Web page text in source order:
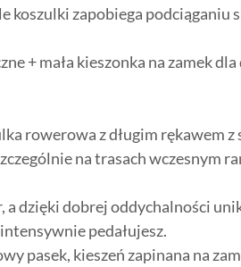
koszulki zapobiega podciąganiu
+ mała kieszonka na zamek
rowerowa z długim rękawem z
na trasach wczesnym
dzięki dobrej oddychalności
pedałujesz.
pasek, kieszeń zapinana na